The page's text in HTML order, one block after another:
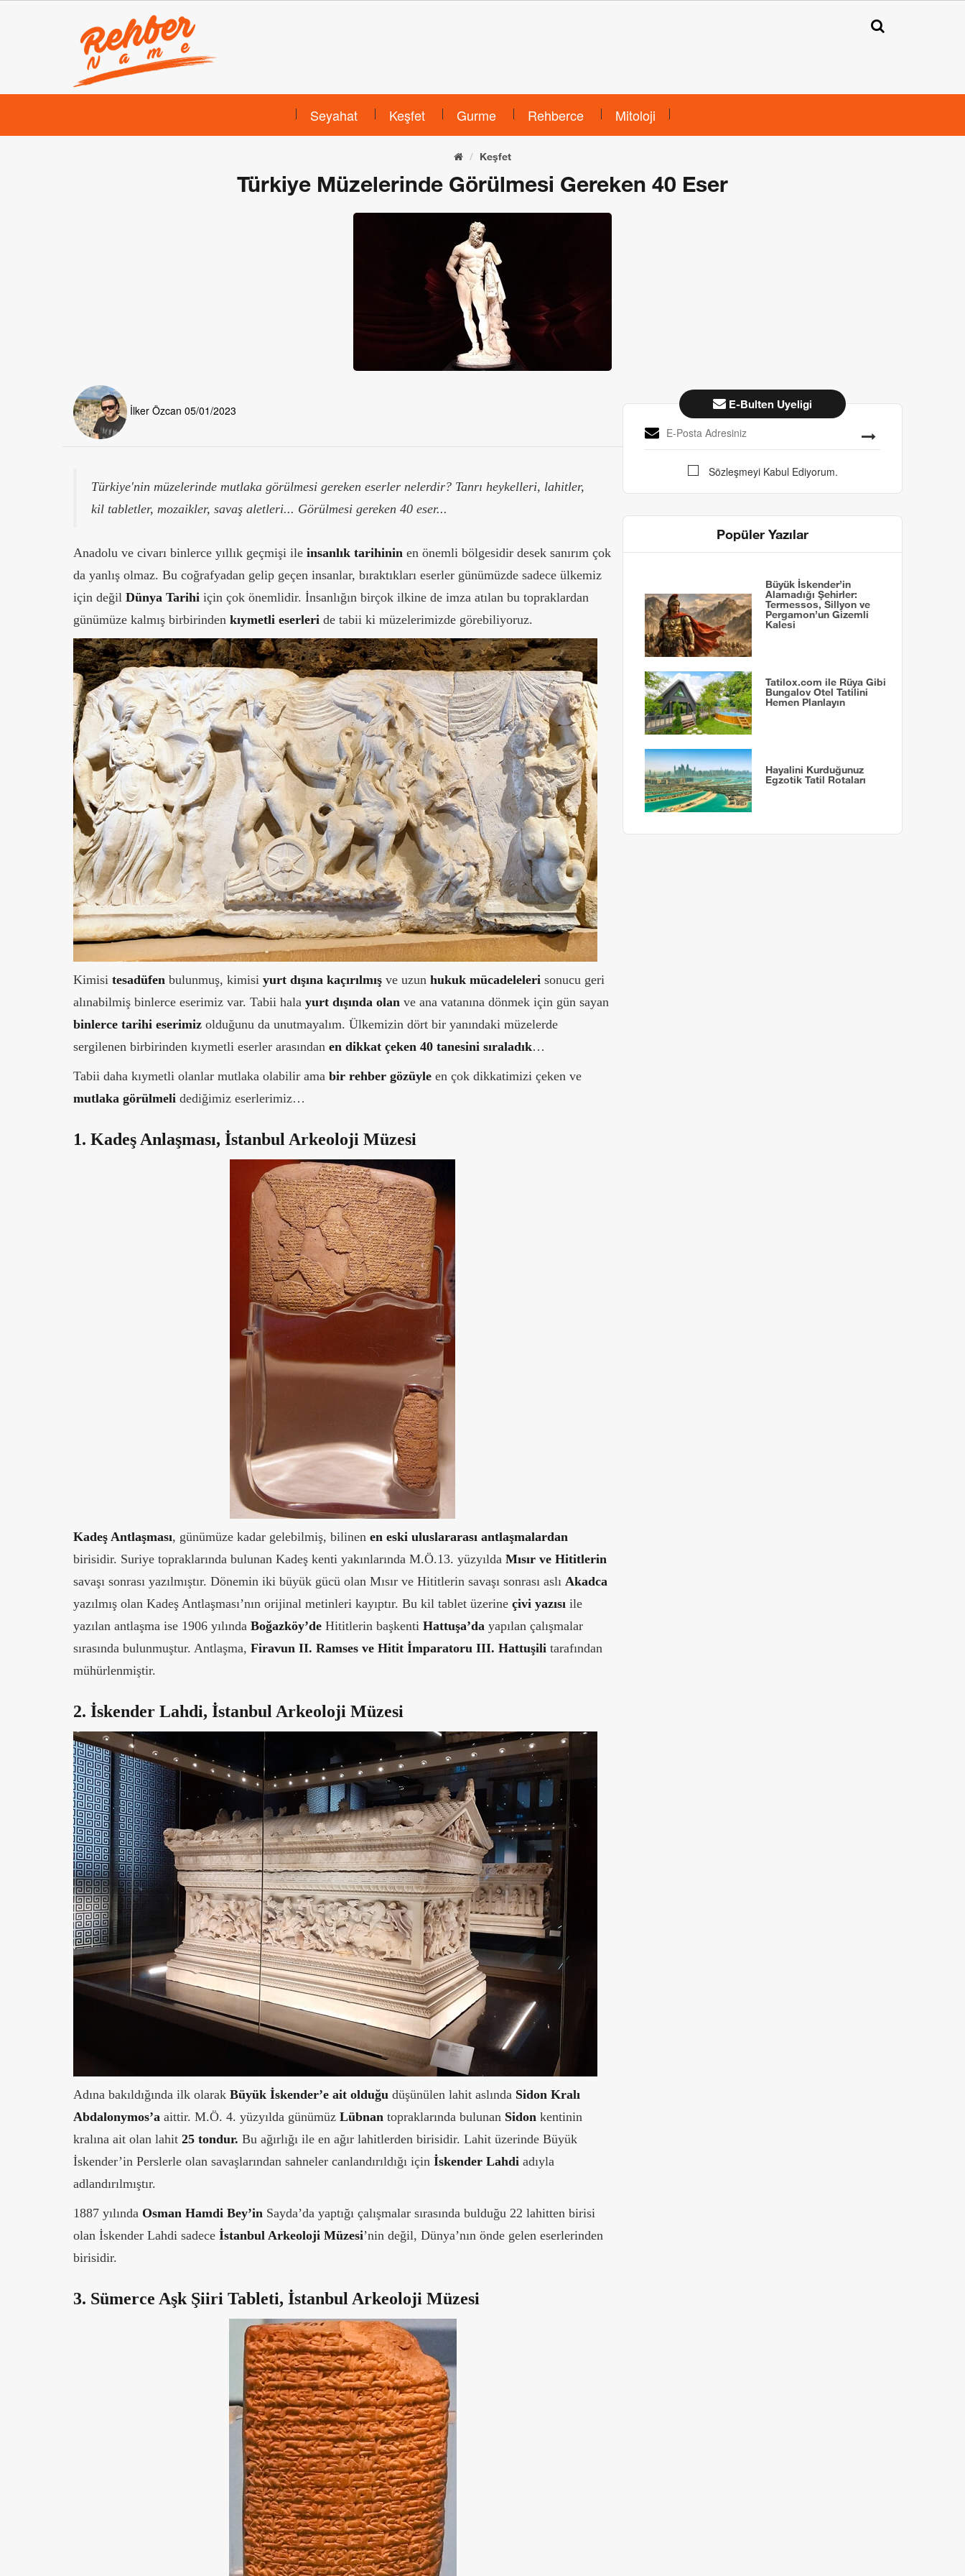
Seyahat Keşfet Gurme Rehberce Mitoloji
Keşfet
Türkiye Müzelerinde Görülmesi Gereken 40 Eser
İlker Özcan 05/01/2023
Türkiye'nin müzelerinde mutlaka görülmesi gereken eserler nelerdir? Tanrı heykelleri, lahitler,
kil tabletler, mozaikler, savaş aletleri... Görülmesi gereken 40 eser...
Anadolu ve civarı binlerce yıllık geçmişi ile insanlık tarihinin en önemli bölgesidir desek sanırım çok
da yanlış olmaz. Bu coğrafyadan gelip geçen insanlar, bıraktıkları eserler günümüzde sadece ülkemiz
için değil Dünya Tarihi için çok önemlidir. İnsanlığın birçok ilkine de imza atılan bu topraklardan
günümüze kalmış birbirinden kıymetli eserleri de tabii ki müzelerimizde görebiliyoruz.
Kimisi tesadüfen bulunmuş, kimisi yurt dışına kaçırılmış ve uzun hukuk mücadeleleri sonucu geri
alınabilmiş binlerce eserimiz var. Tabii hala yurt dışında olan ve ana vatanına dönmek için gün sayan
binlerce tarihi eserimiz olduğunu da unutmayalım. Ülkemizin dört bir yanındaki müzelerde
sergilenen birbirinden kıymetli eserler arasından en dikkat çeken 40 tanesini sıraladık…
Tabii daha kıymetli olanlar mutlaka olabilir ama bir rehber gözüyle en çok dikkatimizi çeken ve
mutlaka görülmeli dediğimiz eserlerimiz…
1. Kadeş Anlaşması, İstanbul Arkeoloji Müzesi
Kadeş Antlaşması, günümüze kadar gelebilmiş, bilinen en eski uluslararası antlaşmalardan
birisidir. Suriye topraklarında bulunan Kadeş kenti yakınlarında M.Ö.13. yüzyılda Mısır ve Hititlerin
savaşı sonrası yazılmıştır. Dönemin iki büyük gücü olan Mısır ve Hititlerin savaşı sonrası aslı Akadca
yazılmış olan Kadeş Antlaşması’nın orijinal metinleri kayıptır. Bu kil tablet üzerine çivi yazısı ile
yazılan antlaşma ise 1906 yılında Boğazköy’de Hititlerin başkenti Hattuşa’da yapılan çalışmalar
sırasında bulunmuştur. Antlaşma, Firavun II. Ramses ve Hitit İmparatoru III. Hattuşili tarafından
mühürlenmiştir.
2. İskender Lahdi, İstanbul Arkeoloji Müzesi
Adına bakıldığında ilk olarak Büyük İskender’e ait olduğu düşünülen lahit aslında Sidon Kralı
Abdalonymos’a aittir. M.Ö. 4. yüzyılda günümüz Lübnan topraklarında bulunan Sidon kentinin
kralına ait olan lahit 25 tondur. Bu ağırlığı ile en ağır lahitlerden birisidir. Lahit üzerinde Büyük
İskender’in Perslerle olan savaşlarından sahneler canlandırıldığı için İskender Lahdi adıyla
adlandırılmıştır.
1887 yılında Osman Hamdi Bey’in Sayda’da yaptığı çalışmalar sırasında bulduğu 22 lahitten birisi
olan İskender Lahdi sadece İstanbul Arkeoloji Müzesi’nin değil, Dünya’nın önde gelen eserlerinden
birisidir.
3. Sümerce Aşk Şiiri Tableti, İstanbul Arkeoloji Müzesi
E-Bulten Uyeligi
Sözleşmeyi Kabul Ediyorum.
Popüler Yazılar
Büyük İskender’in
Alamadığı Şehirler:
Termessos, Sillyon ve
Pergamon’un Gizemli
Kalesi
Tatilox.com ile Rüya Gibi
Bungalov Otel Tatilini
Hemen Planlayın
Hayalini Kurduğunuz
Egzotik Tatil Rotaları